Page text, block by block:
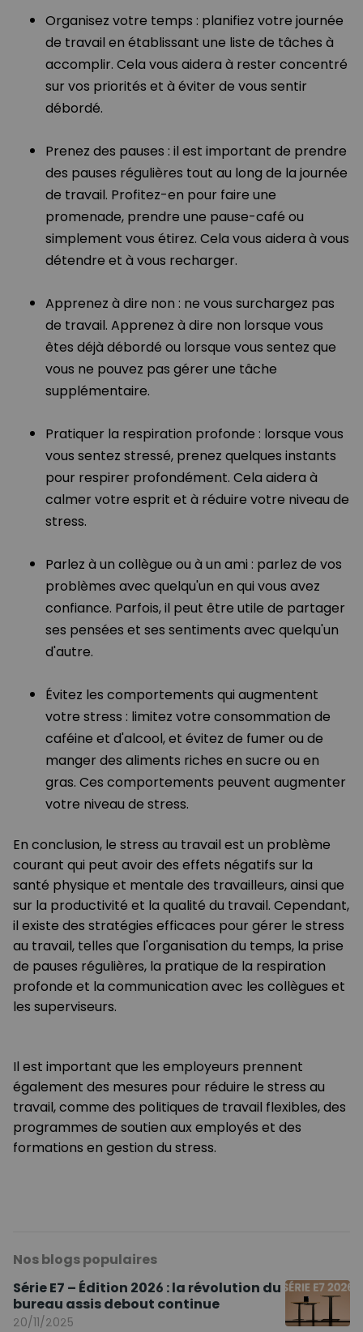
Organisez votre temps : planifiez votre journée
de travail en établissant une liste de tâches à
accomplir. Cela vous aidera à rester concentré
sur vos priorités et à éviter de vous sentir
débordé.
Prenez des pauses : il est important de prendre
des pauses régulières tout au long de la journée
de travail. Profitez-en pour faire une
promenade, prendre une pause-café ou
simplement vous étirez. Cela vous aidera à vous
détendre et à vous recharger.
Apprenez à dire non : ne vous surchargez pas
de travail. Apprenez à dire non lorsque vous
êtes déjà débordé ou lorsque vous sentez que
vous ne pouvez pas gérer une tâche
supplémentaire.
Pratiquer la respiration profonde : lorsque vous
vous sentez stressé, prenez quelques instants
pour respirer profondément. Cela aidera à
calmer votre esprit et à réduire votre niveau de
stress.
Parlez à un collègue ou à un ami : parlez de vos
problèmes avec quelqu'un en qui vous avez
confiance. Parfois, il peut être utile de partager
ses pensées et ses sentiments avec quelqu'un
d'autre.
Évitez les comportements qui augmentent
votre stress : limitez votre consommation de
caféine et d'alcool, et évitez de fumer ou de
manger des aliments riches en sucre ou en
gras. Ces comportements peuvent augmenter
votre niveau de stress.
En conclusion, le stress au travail est un problème
courant qui peut avoir des effets négatifs sur la
santé physique et mentale des travailleurs, ainsi que
sur la productivité et la qualité du travail. Cependant,
il existe des stratégies efficaces pour gérer le stress
au travail, telles que l'organisation du temps, la prise
de pauses régulières, la pratique de la respiration
profonde et la communication avec les collègues et
les superviseurs.
Il est important que les employeurs prennent
également des mesures pour réduire le stress au
travail, comme des politiques de travail flexibles, des
programmes de soutien aux employés et des
formations en gestion du stress.
Nos blogs populaires
Série E7 – Édition 2026 : la révolution du
bureau assis debout continue
20/11/2025